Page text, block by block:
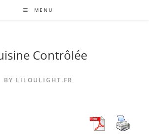
MENU
Contrôlée
BY LILOULIGHT.FR